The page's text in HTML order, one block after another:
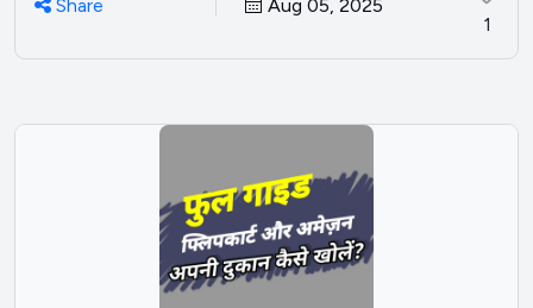
Share
Aug 05, 2025
1